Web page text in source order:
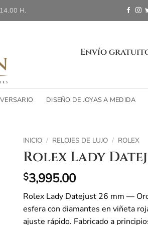
H.
Envío
DISEÑO DE JOYAS A MEDIDA
INICIO / RELOJES DE LUJO / ROLEX
Rolex Lady
$3,995.00
Rolex Lady Datejust 26 mm —
esfera con diamantes en viñeta
ajuste rápido. Fabricado a